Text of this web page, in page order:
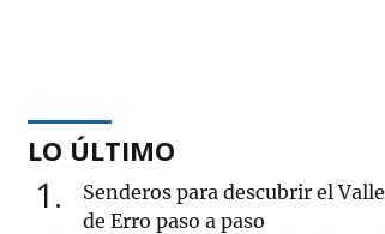
LO ÚLTIMO
1
Senderos para descubrir el Valle
de Erro paso a paso